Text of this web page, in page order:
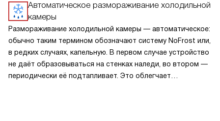
Автоматическое размораживание холодильной
камеры
Размораживание холодильной камеры — автоматическое:
обычно таким термином обозначают систему NoFrost или,
в редких случаях, капельную. В первом случае устройство
не даёт образовываться на стенках наледи, во втором —
периодически её подтапливает. Это облегчает